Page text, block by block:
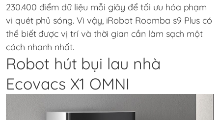
230.400 điểm dữ liệu mỗi giây để tối ưu hóa phạm
vi quét phủ sóng. Vì vậy, iRobot Roomba s9 Plus có
thể biết được vị trí và thời gian cần làm sạch một
cách nhanh nhất.
Robot hút bụi lau nhà
Ecovacs X1 OMNI